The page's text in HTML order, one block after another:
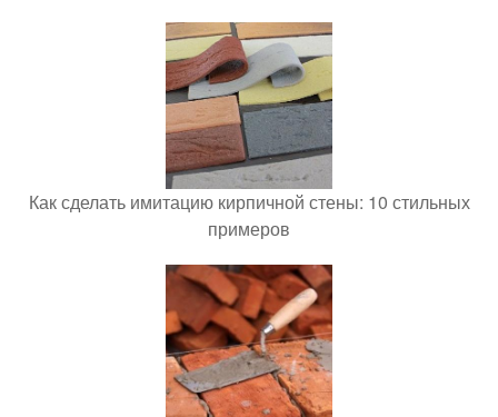
Как сделать имитацию кирпичной стены: 10 стильных
примеров